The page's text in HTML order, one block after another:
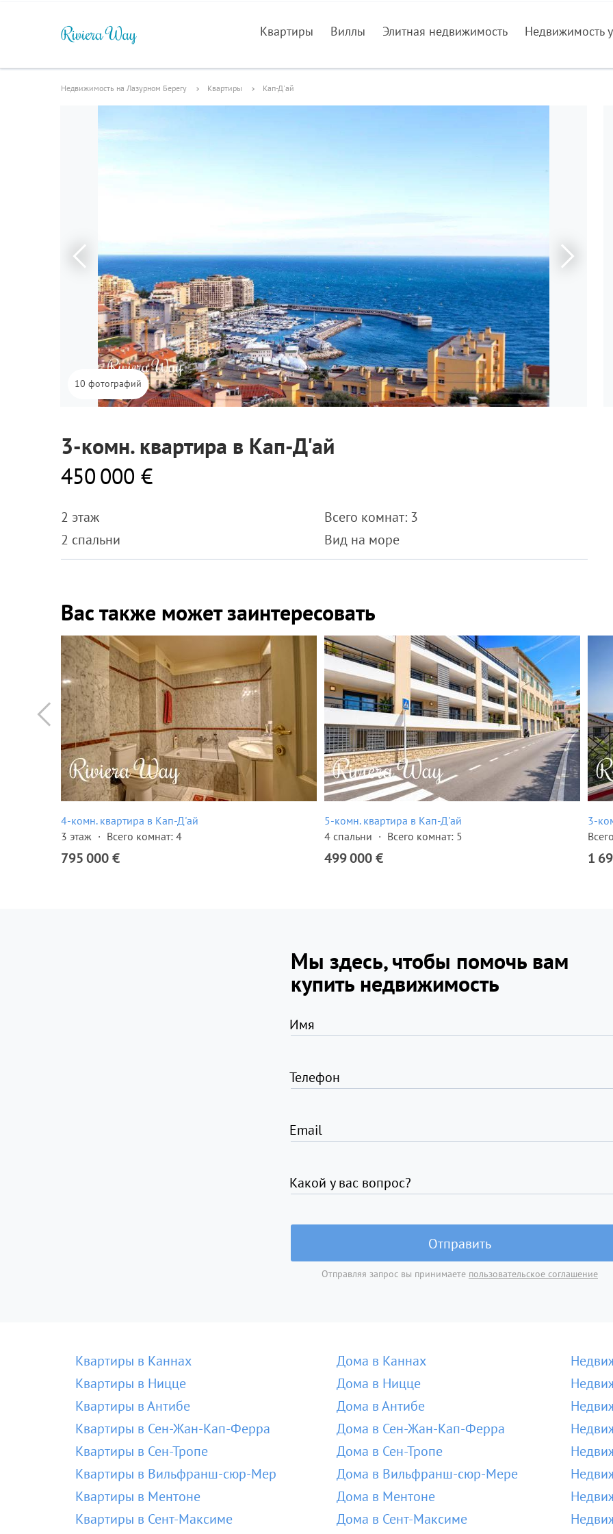
Квартиры Виллы Элитная недвижимость Недвижимость
Недвижимость на Лазурном Берегу Квартиры Кап-Д'ай
10 фотографий
3-комн. квартира в Кап-Д'ай
450 000 €
2 этаж
2 спальни
Всего комнат: 3
Вид на море
Вас также может заинтересовать
4-комн. квартира в Кап-Д'ай
3 этаж
Всего комнат: 4
795 000 €
5-комн. квартира в Кап-Д'ай
4 спальни
Всего комнат: 5
499 000 €
3-
1
Мы здесь, чтобы помочь вам
купить недвижимость
Имя
Телефон
Email
Какой у вас вопрос?
Отправить
Отправляя запрос вы принимаете пользовательское соглашение
Квартиры в Каннах
Квартиры в Ницце
Квартиры в Антибе
Квартиры в Сен-Жан-Кап-Ферра
Квартиры в Сен-Тропе
Квартиры в Вильфранш-сюр-Мер
Квартиры в Ментоне
Квартиры в Сент-Максиме
Дома в Каннах
Дома в Ницце
Дома в Антибе
Дома в Сен-Жан-Кап-Ферра
Дома в Сен-Тропе
Дома в Вильфранш-сюр-Мере
Дома в Ментоне
Дома в Сент-Максиме